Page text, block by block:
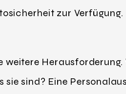
zur Verfügung.
weitere
sie sind? Eine